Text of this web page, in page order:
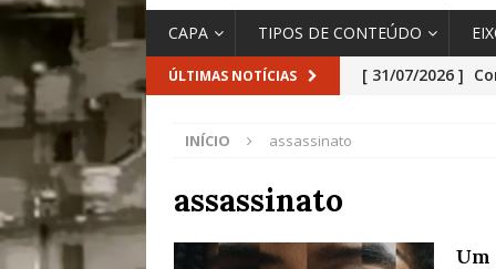
CAPA TIPOS DE CONTEÚDO
ÚLTIMAS NOTÍCIAS [ 31/07/2026 ]
Especial do
INÍCIO assassinato
assassinato
Um